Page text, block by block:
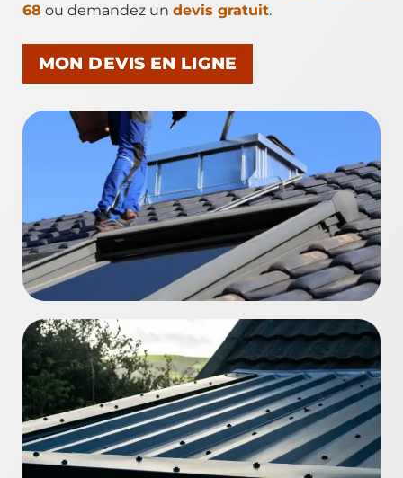
68 ou demandez un devis gratuit.
MON DEVIS EN LIGNE